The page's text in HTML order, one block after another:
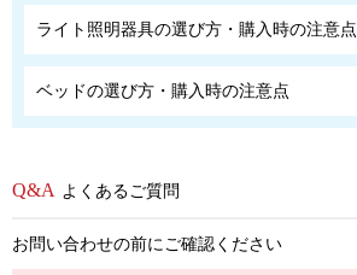
ライト照明器具の選び方・購入時の注意点
ベッドの選び方・購入時の注意点
よくあるご質問
お問い合わせの前にご確認ください